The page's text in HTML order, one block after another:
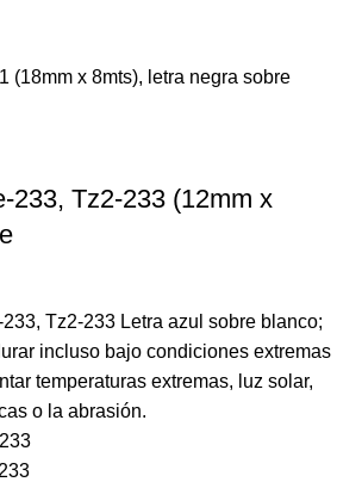
233, Tz2-233 (12mm x
Tz2-233 Letra azul sobre blanco;
incluso bajo condiciones extremas
temperaturas extremas, luz solar,
o la abrasión.